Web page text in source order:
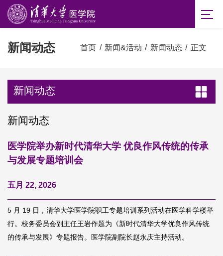
新闻动态 首页 / 新闻&活动 / 新闻动态 / 正文
新闻动态
新闻动态
医学院举办新时代清华大学 优良作风传统的传承
与发展专题培训会
五月 22, 2026
5 月 19 日，清华大学医学院职工专题培训系列活动在医学科学楼举
行。校务委员会副主任王岩作题为《新时代清华大学优良作风传统
的传承与发展》专题报告。医学院副院长赵永庆主持活动。